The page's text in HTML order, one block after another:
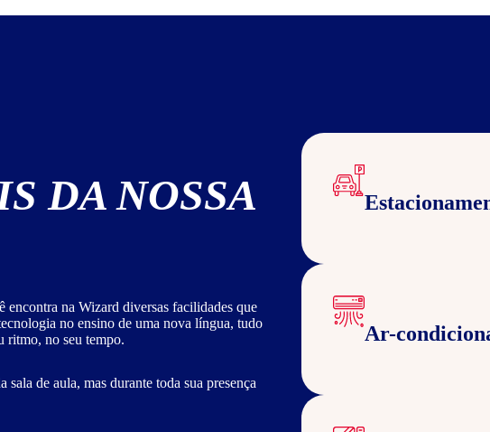
DA NOSSA
na Wizard diversas facilidades que
no ensino de uma nova língua, tudo
ritmo, no seu tempo.
de aula, mas durante toda sua presença
Ar-